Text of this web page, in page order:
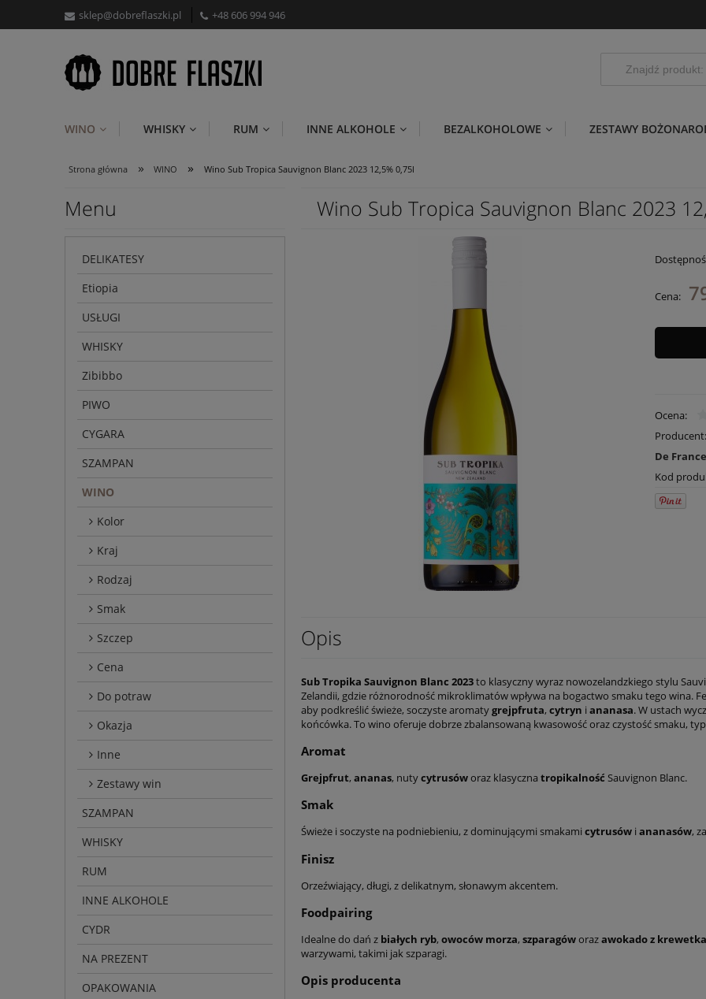
sklep@dobreflaszki.pl +48 606 994 946
WINO WHISKY RUM INNE ALKOHOLE BEZALKOHOLOWE ZESTAWY
Strona główna » WINO » Wino Sub Tropica Sauvignon Blanc 2023 12,5% 0,75l
Menu
DELIKATESY
Etiopia
USŁUGI
WHISKY
Zibibbo
PIWO
CYGARA
SZAMPAN
WINO
Kolor
Kraj
Rodzaj
Smak
Szczep
Cena
Do potraw
Okazja
Inne
Zestawy win
SZAMPAN
WHISKY
RUM
INNE ALKOHOLE
CYDR
NA PREZENT
OPAKOWANIA
Wino Sub Tropica Sauvignon Blanc 2023
Cena:
Ocena:
Producent:
De France
Kod
Opis
Sub Tropika Sauvignon Blanc 2023to klasyczny wyraz nowozelandzkiego stylu
Zelandii, gdzie różnorodność mikroklimatów wpływa na bogactwo smaku tego wina.
aby podkreślić świeże, soczyste aromatygrejpfruta, cytryn i ananasa. W ustach
końcówka. To wino oferuje dobrze zbalansowaną kwasowość oraz czystość smaku,
Aromat
Grejpfrut, ananas, nutycytrusóworaz klasyczna tropikalność Sauvignon Blanc.
Smak
Świeże i soczyste na podniebieniu, z dominującymi smakami cytrusów i ananasów,
Finisz
Orzeźwiający, długi, z delikatnym, słonawym akcentem.
Foodpairing
Idealne do dań z białych ryb, owoców morza, szparagóworazawokado z
warzywami, takimi jak szparagi.
Opis producenta